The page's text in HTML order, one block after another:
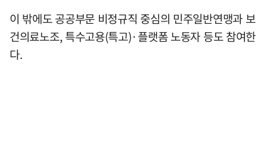
이 밖에도 공공부문 비정규직 중심의 민주일반연맹과 보
건의료노조, 특수고용(특고)·플랫폼 노동자 등도 참여한
다.